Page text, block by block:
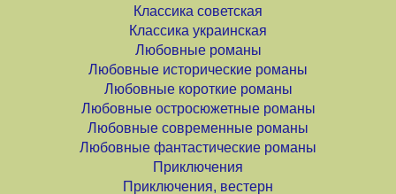
Классика советская
Классика украинская
Любовные романы
Любовные исторические романы
Любовные короткие романы
Любовные остросюжетные романы
Любовные современные романы
Любовные фантастические романы
Приключения
Приключения, вестерн